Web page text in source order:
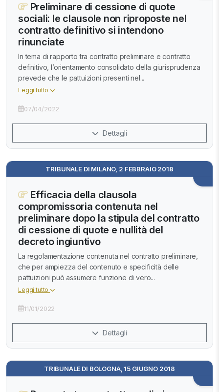
Preliminare di cessione di quote
sociali: le clausole non riproposte nel
contratto definitivo si intendono
rinunciate
In tema di rapporto tra contratto preliminare e contratto
definitivo, l’orientamento consolidato della giurisprudenza
prevede che le pattuizioni presenti nel...
Leggi tutto
07/04/2022
Dettagli
TRIBUNALE DI MILANO, 2 FEBBRAIO 2018
Efficacia della clausola
compromissoria contenuta nel
preliminare dopo la stipula del contratto
di cessione di quote e nullità del
decreto ingiuntivo
La regolamentazione contenuta nel contratto preliminare,
che per ampiezza del contenuto e specificità delle
pattuizioni può assumere funzione di vero...
Leggi tutto
11/01/2022
Dettagli
TRIBUNALE DI BOLOGNA, 15 GIUGNO 2018